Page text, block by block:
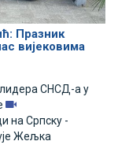
Празник
вијековима
СНСД-а у
на Српску -
Жељка